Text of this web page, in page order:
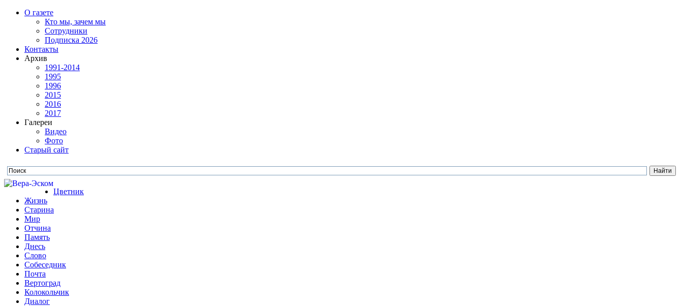
О газете
Кто мы, зачем мы
Сотрудники
Подписка 2026
Контакты
Архив
1991-2014
1995
1996
2015
2016
2017
Галереи
Видео
Фото
Старый сайт
Цветник
Жизнь
Старина
Мир
Отчина
Память
Днесь
Слово
Собеседник
Почта
Вертоград
Колокольчик
Диалог